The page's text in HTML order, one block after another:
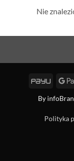
Nie
PayU
By
Polityka